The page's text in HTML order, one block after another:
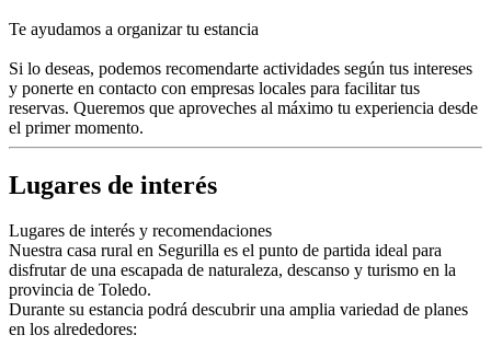
Te ayudamos a organizar tu estancia
Si lo deseas, podemos recomendarte actividades según tus intereses
y ponerte en contacto con empresas locales para facilitar tus
reservas. Queremos que aproveches al máximo tu experiencia desde
el primer momento.
Lugares de interés
Lugares de interés y recomendaciones
Nuestra casa rural en Segurilla es el punto de partida ideal para
disfrutar de una escapada de naturaleza, descanso y turismo en la
provincia de Toledo.
Durante su estancia podrá descubrir una amplia variedad de planes
en los alrededores: